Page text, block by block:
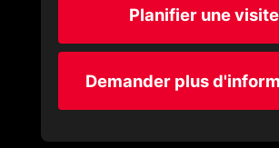
Planifier une visite
Demander plus